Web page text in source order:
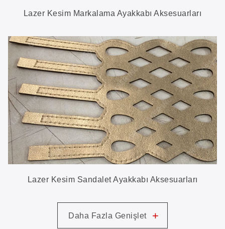
Lazer Kesim Markalama Ayakkabı Aksesuarları
Lazer Kesim Sandalet Ayakkabı Aksesuarları
Daha Fazla Genişlet +